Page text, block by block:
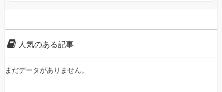
人気のある記事
まだデータがありません。